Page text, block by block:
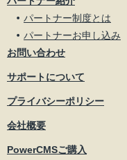
パートナー制度とは
パートナーお申し込み
お問い合わせ
サポートについて
プライバシーポリシー
会社概要
PowerCMSご購入